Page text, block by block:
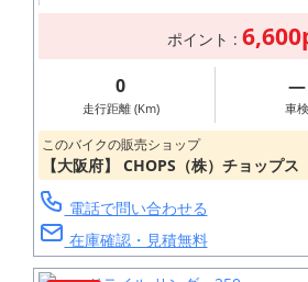
ポイント :
0
走行距離 (Km)
―
車検
このバイクの販売ショップ
【大阪府】 CHOPS（株）チョップ
電話で問い合わせる
在庫確認・見積無料